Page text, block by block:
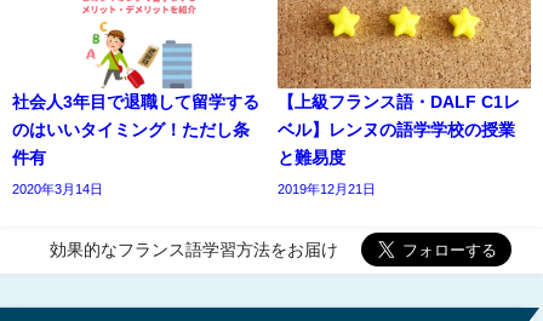
社会人3年目で退職して留学する
のはいいタイミング！ただし条
件有
2020年3月14日
【上級フランス語・DALF C1レ
ベル】レンヌの語学学校の授業
と難易度
2019年12月21日
効果的なフランス語学習方法をお届け